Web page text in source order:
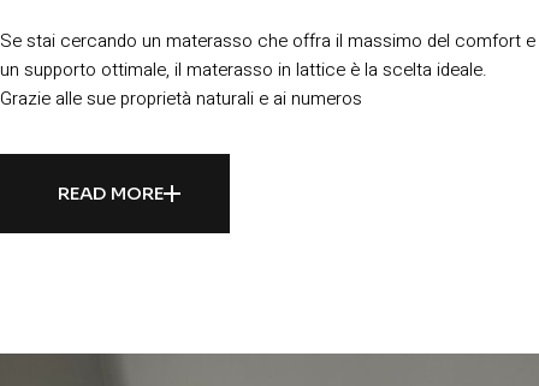
Se stai cercando un materasso che offra il massimo del comfort e
un supporto ottimale, il materasso in lattice è la scelta ideale.
Grazie alle sue proprietà naturali e ai numeros
READ MORE